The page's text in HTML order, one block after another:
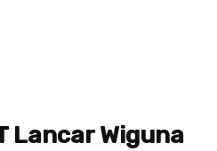
Lancar Wiguna